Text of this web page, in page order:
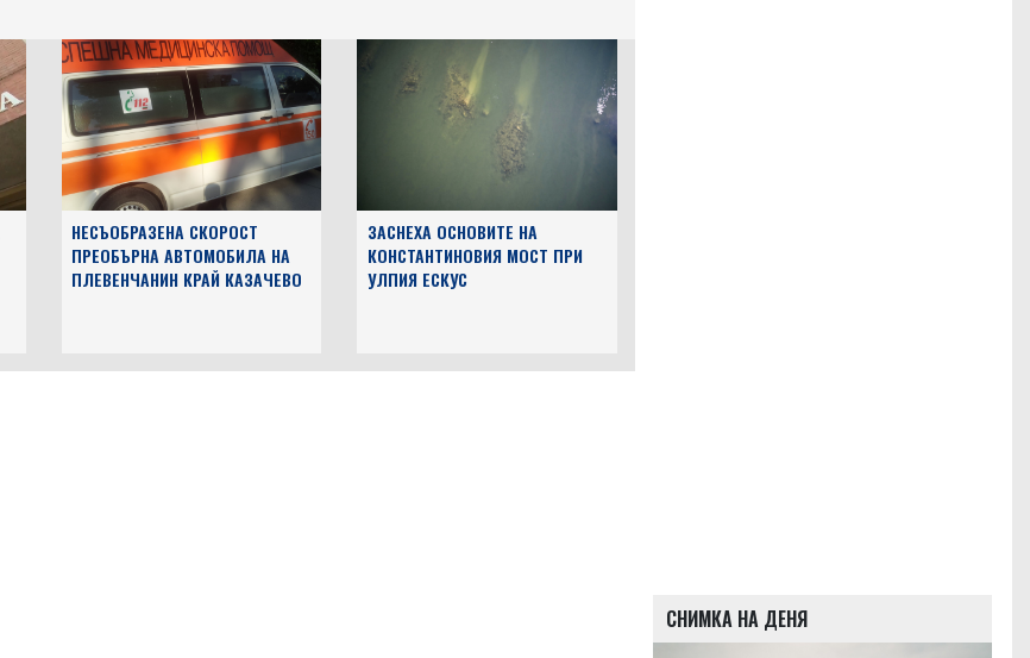
НЕСЪОБРАЗЕНА СКОРОСТ
ПРЕОБЪРНА АВТОМОБИЛА НА
ПЛЕВЕНЧАНИН КРАЙ КАЗАЧЕВО
ЗАСНЕХА ОСНОВИТЕ НА
КОНСТАНТИНОВИЯ МОСТ ПРИ
УЛПИЯ ЕСКУС
СНИМКА НА ДЕНЯ